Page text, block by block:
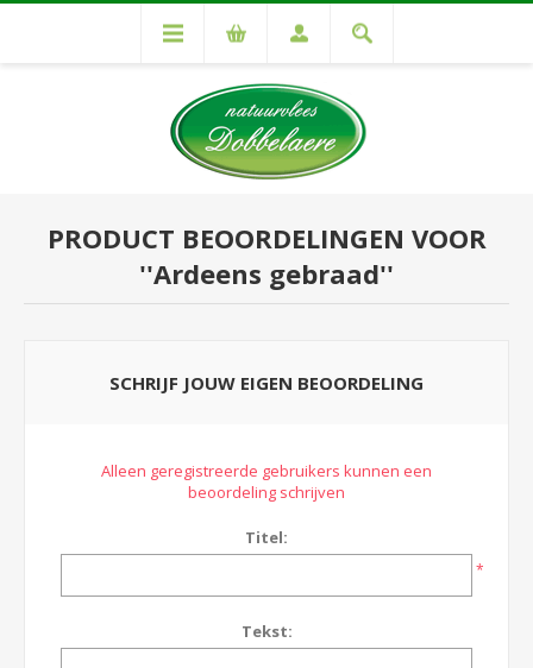
PRODUCT BEOORDELINGEN VOOR
Ardeens gebraad
SCHRIJF JOUW EIGEN BEOORDELING
Alleen geregistreerde gebruikers kunnen een
beoordeling schrijven
Titel:
*
Tekst: